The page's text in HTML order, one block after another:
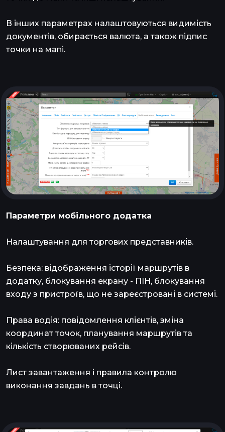
В інших параметрах налаштовуються видимість
документів, обирається валюта, а також підпис
точки на мапі.
Параметри мобільного додатка
Налаштування для торгових представників.
Безпека: відображення історії маршрутів в
додатку, блокування екрану - ПІН, блокування
входу з пристроїв, що не зареєстровані в системі.
Права водія: повідомлення клієнтів, зміна
координат точок, планування маршрутів та
кількість створюваних рейсів.
Лист завантаження і правила контролю
виконання завдань в точці.